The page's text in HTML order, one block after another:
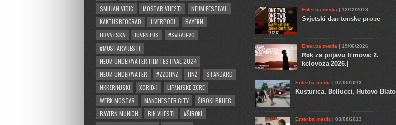
SMILJAN VIDIC
MOSTAR VIJESTI
NEUM FESTIVAL
KAKTUSBEOGRAD
LIVERPOOL
BAYERN
HRVATSKA
JUVENTUS
#SARAJEVO
#MOSTARVIJESTI
NEUM UNDERWATER FILM FESTIVAL 2024
NEUM UNDERWATER
#ZZOHNZ HNŽ
STANDARD
HKKZRINJSKI
XGRID-1
LIPANJSKE ZORE
WERK MOSTAR
MANCHESTER CITY
ŠIROKI BRIJEG
BAYERN MUNICH
BIH VIJESTI
#ŠIROKI
Enter.ba media | 12/12/2018
Svjetski dan tonske probe
Enter.ba media | 19/06/2026
Rok za prijavu filmova: 2.
kolovoza 2026.|
Enter.ba media | 07/05/2013
Kusturica, Bellucci, Hutovo Blato
Enter.ba media | 03/08/2013